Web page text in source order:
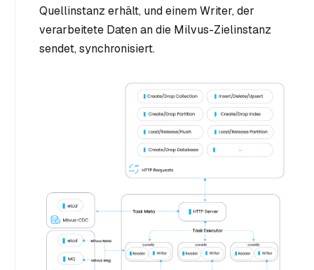
Quellinstanz erhält, und einem Writer, der
verarbeitete Daten an die Milvus-Zielinstanz
sendet, synchronisiert.